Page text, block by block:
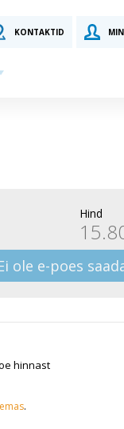
KONTAKTID
Hind
ole e-poes
hinnast
.